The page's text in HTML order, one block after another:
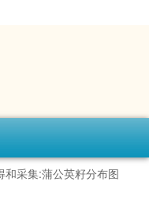
和采集:蒲公英籽分布图